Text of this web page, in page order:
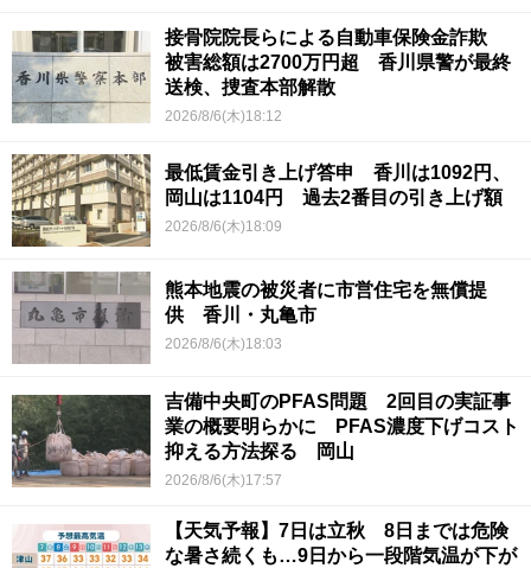
接骨院院長らによる自動車保険金詐欺
被害総額は2700万円超 香川県警が最終
送検、捜査本部解散
2026/8/6(木)18:12
最低賃金引き上げ答申 香川は1092円、
岡山は1104円 過去2番目の引き上げ額
2026/8/6(木)18:09
熊本地震の被災者に市営住宅を無償提
供 香川・丸亀市
2026/8/6(木)18:03
吉備中央町のPFAS問題 2回目の実証事
業の概要明らかに PFAS濃度下げコスト
抑える方法探る 岡山
2026/8/6(木)17:57
【天気予報】7日は立秋 8日までは危険
な暑さ続くも…9日から一段階気温が下が